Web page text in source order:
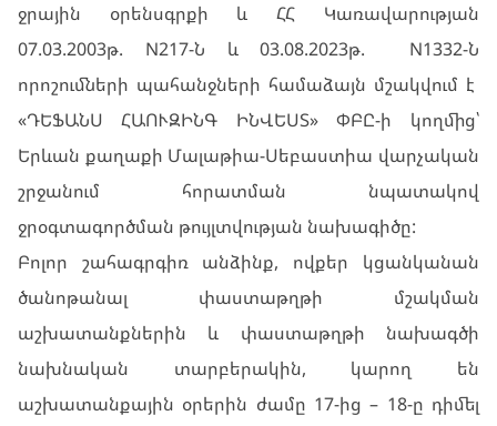
ջրային օրենսգրքի և ՀՀ Կառավարության
07.03.2003թ. N217-Ն և 03.08.2023թ. N1332-Ն
որոշումների պահանջների համաձայն մշակվում է
«ԴԵՖԱՆՍ ՀԱՈՒԶԻՆԳ ԻՆՎԵՍՏ» ՓԲԸ-ի կողմից՝
Երևան քաղաքի Մալաթիա-Սեբաստիա վարչական
շրջանում հորատման նպատակով
ջրօգտագործման թույլտվության նախագիծը:
Բոլոր շահագրգիռ անձինք, ովքեր կցանկանան
ծանոթանալ փաստաթղթի մշակման
աշխատանքներին և փաստաթղթի նախագծի
նախնական տարբերակին, կարող են
աշխատանքային օրերին ժամը 17-ից – 18-ը դիմել